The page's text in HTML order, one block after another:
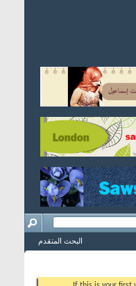
البحث المتقدم